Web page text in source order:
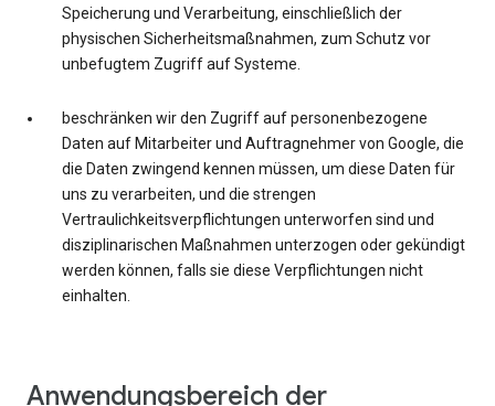
Speicherung und Verarbeitung, einschließlich der
physischen Sicherheitsmaßnahmen, zum Schutz vor
unbefugtem Zugriff auf Systeme.
beschränken wir den Zugriff auf personenbezogene
Daten auf Mitarbeiter und Auftragnehmer von Google, die
die Daten zwingend kennen müssen, um diese Daten für
uns zu verarbeiten, und die strengen
Vertraulichkeitsverpflichtungen unterworfen sind und
disziplinarischen Maßnahmen unterzogen oder gekündigt
werden können, falls sie diese Verpflichtungen nicht
einhalten.
Anwendungsbereich der